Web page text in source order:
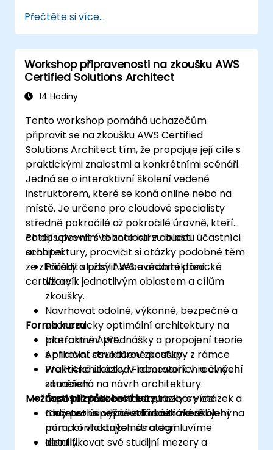
Přečtěte si více...
Workshop připravenosti na zkoušku AWS
Certified Solutions Architect
14 Hodiny
Tento workshop pomáhá uchazečům
připravit se na zkoušku AWS Certified
Solutions Architect tím, že propojuje její cíle s
praktickými znalostmi a konkrétními scénáři.
Jedná se o interaktivní školení vedené
instruktorem, které se koná online nebo na
místě. Je určeno pro cloudové specialisty
středně pokročilé až pokročilé úrovně, kteří
chtějí upevnit své znalosti v oblasti
architektury, procvičit si otázky podobné těm
ze zkoušky a posílit sebevědomí před
certifikací.
Po absolvování tohoto kurzu budou účastníci
schopni:
Přiřadit služby AWS a architektonické
vzory k jednotlivým oblastem a cílům
zkoušky.
Navrhovat odolné, výkonné, bezpečné a
ekonomicky optimální architektury na
platformě AWS.
Aplikovat osvědčené postupy z rámce
Well-Architected Framework v reálných
situacích.
Úspěšně řešit testové otázky s více
možnostmi odpovědí i scénářové úlohy
pomocí vhodných strategií.
Identifikovat své studijní mezery a
Forma kurzu
Interaktivní přednášky a propojení teorie
s oficiální strukturou zkoušky.
Praktické ukázky v laboratořích a cvičení
zaměřená na návrh architektury.
Časově omezené testy, rozbory otázek a
rady pro úspěšné zvládnutí zkoušky.
Možnosti přizpůsobení kurzu
Chcete-li si vyžádat zakázkové školení na
míru, kontaktujte nás a domluvíme
detaily.